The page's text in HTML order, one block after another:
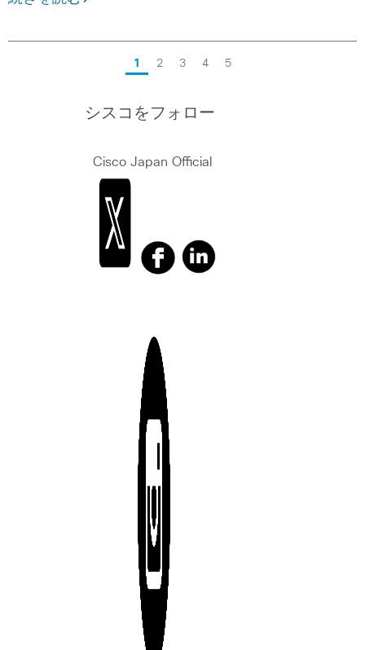
1 2 3 4 5
シスコをフォロー
Cisco Japan Official